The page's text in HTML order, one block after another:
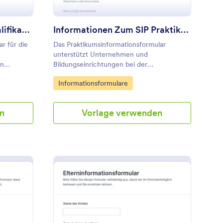
Erfassungsbogen Zur Qualifikationsprüfung
für die
Informationen Zum SIP Praktikum Anfordern Form
Das Praktikumsinformationsformular
unterstützt Unternehmen und
Bildungseinrichtungen bei der
Datenerfassung für Praktikumsanfragen und
sorgt mit Jotform für eine schnelle
Go to Category:
Informationsformulare
Vorlage verwenden